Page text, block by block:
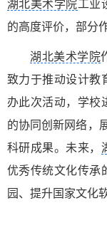
湖北美术学院工业
的高度评价，部分
湖北美术学院
致力于推动设计教
办此次活动，学校
的协同创新网络，
科研成果。未来，
优秀传统文化传承
园、提升国家文化